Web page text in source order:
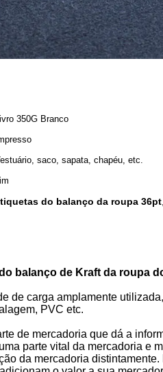
350G Branco
saco, sapata, chapéu, etc.
do balanço da roupa 36pt,
balanço de Kraft da roupa
de carga amplamente
PVC etc.
de mercadoria que dá a
parte vital da mercadoria e
da mercadoria